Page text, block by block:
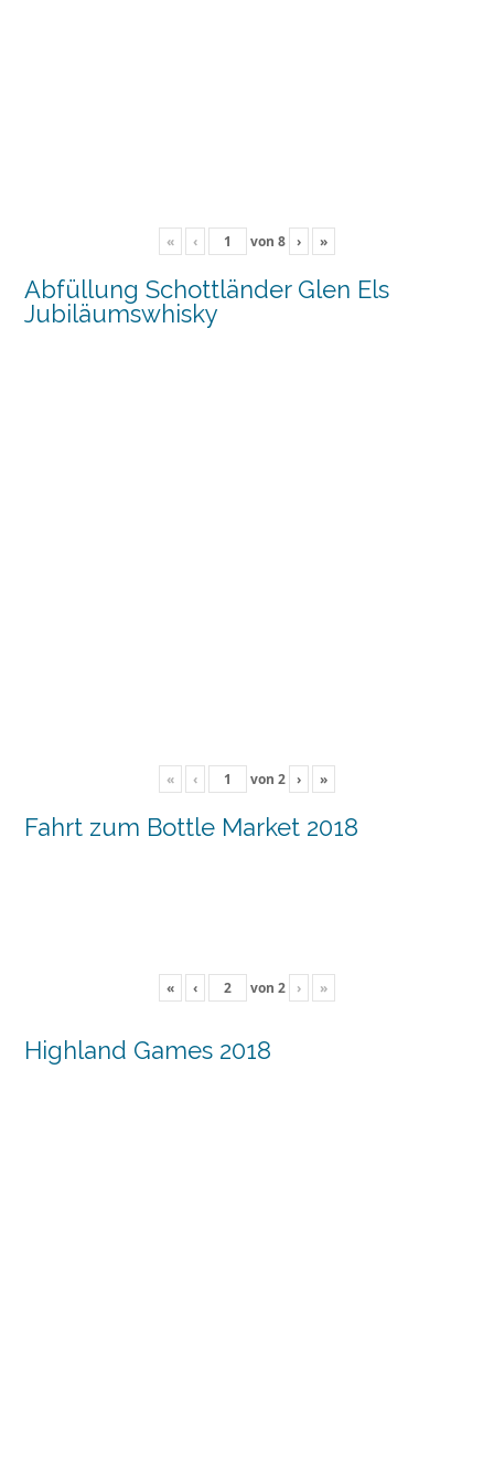
« ‹ von 8 › »
Abfüllung Schottländer Glen Els
Jubiläumswhisky
« ‹ von 2 › »
Fahrt zum Bottle Market 2018
« ‹ von 2 › »
Highland Games 2018